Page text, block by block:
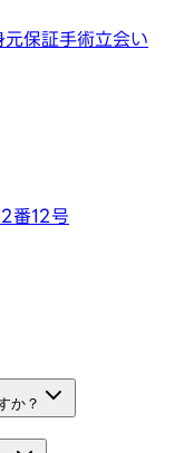
元保証手術立会い
番12号
か？